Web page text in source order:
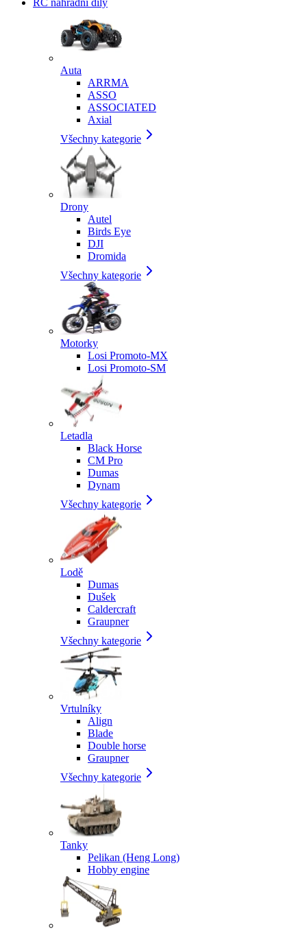
RC náhradní díly
Auta
ARRMA
ASSO
ASSOCIATED
Axial
Všechny kategorie
Drony
Autel
Birds Eye
DJI
Dromida
Všechny kategorie
Motorky
Losi Promoto-MX
Losi Promoto-SM
Letadla
Black Horse
CM Pro
Dumas
Dynam
Všechny kategorie
Lodě
Dumas
Dušek
Caldercraft
Graupner
Všechny kategorie
Vrtulníky
Align
Blade
Double horse
Graupner
Všechny kategorie
Tanky
Pelikan (Heng Long)
Hobby engine